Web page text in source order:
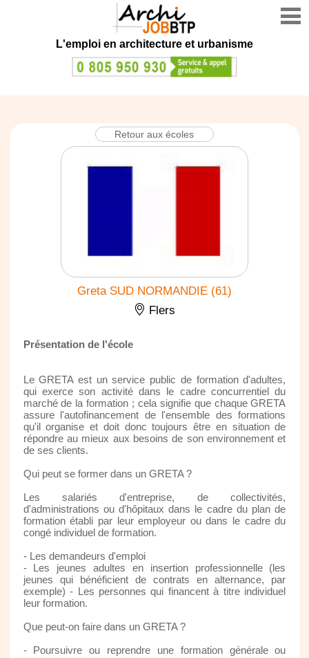
L'emploi en architecture et urbanisme
Retour aux écoles
Greta SUD NORMANDIE (61)
Flers
Présentation de l'école
Le GRETA est un service public de formation d'adultes,
qui exerce son activité dans le cadre concurrentiel du
marché de la formation ; cela signifie que chaque GRETA
assure l'autofinancement de l'ensemble des formations
qu'il organise et doit donc toujours être en situation de
répondre au mieux aux besoins de son environnement et
de ses clients.
Qui peut se former dans un GRETA ?
Les salariés d'entreprise, de collectivités,
d'administrations ou d'hôpitaux dans le cadre du plan de
formation établi par leur employeur ou dans le cadre du
congé individuel de formation.
- Les demandeurs d'emploi
- Les jeunes adultes en insertion professionnelle (les
jeunes qui bénéficient de contrats en alternance, par
exemple) - Les personnes qui financent à titre individuel
leur formation.
Que peut-on faire dans un GRETA ?
- Poursuivre ou reprendre une formation générale ou